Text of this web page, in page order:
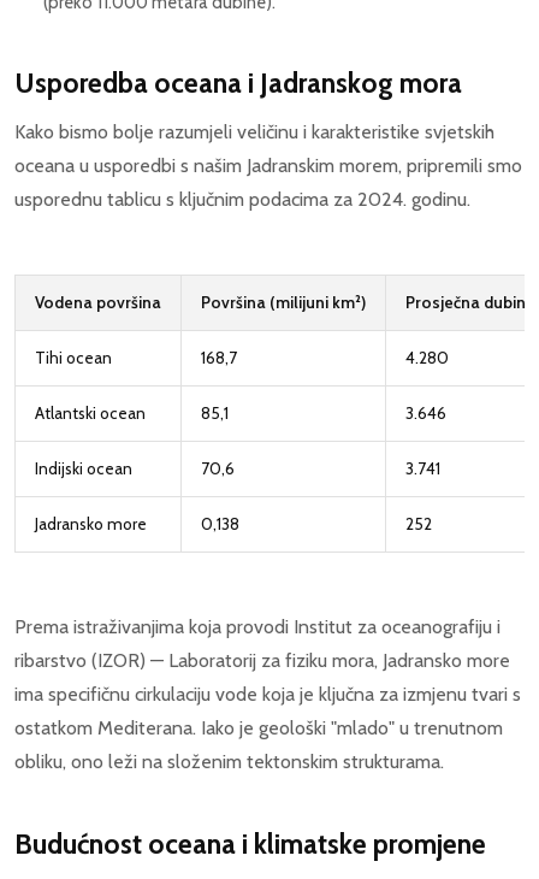
Usporedba oceana i Jadranskog mora
Kako bismo bolje razumjeli veličinu i karakteristike svjetskih
oceana u usporedbi s našim Jadranskim morem, pripremili smo
usporednu tablicu s ključnim podacima za 2024. godinu.
Vodena površina Površina (milijuni km²) Prosječna dubina
Tihi ocean 168,7 4.280
Atlantski ocean 85,1 3.646
Indijski ocean 70,6 3.741
Jadransko more 0,138 252
Prema istraživanjima koja provodi Institut za oceanografiju i
ribarstvo (IZOR) — Laboratorij za fiziku mora, Jadransko more
ima specifičnu cirkulaciju vode koja je ključna za izmjenu tvari s
ostatkom Mediterana. Iako je geološki "mlado" u trenutnom
obliku, ono leži na složenim tektonskim strukturama.
Budućnost oceana i klimatske promjene